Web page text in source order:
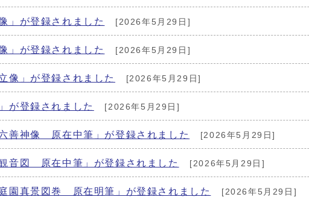
」が登録されました [2026年5月29日]
」が登録されました [2026年5月29日]
像」が登録されました [2026年5月29日]
が登録されました [2026年5月29日]
善神像 原在中筆」が登録されました [2026年5月29日]
音図 原在中筆」が登録されました [2026年5月29日]
園真景図巻 原在明筆」が登録されました [2026年5月29日]